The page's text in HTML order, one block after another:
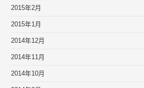
2015年2月
2015年1月
2014年12月
2014年11月
2014年10月